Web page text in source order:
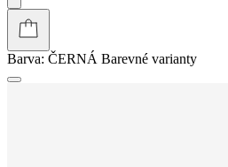
Barva: ČERNÁ Barevné varianty